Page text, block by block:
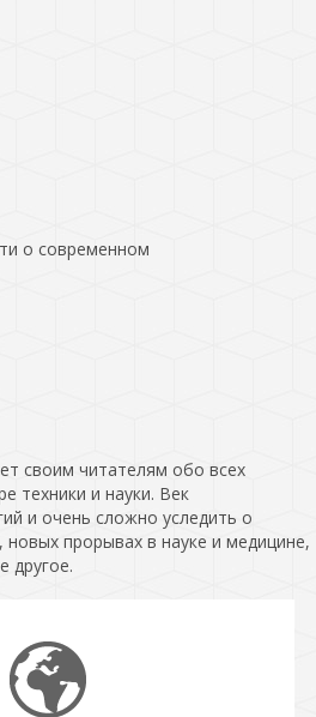
о современном
своим читателям обо всех
техники и науки. Век
и очень сложно уследить о
прорывах в науке и медицине,
другое.